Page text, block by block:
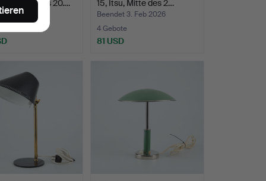
Oy, Mitte des 20.…
6. Feb 2026
15, Itsu, Mitte des 2…
Beendet 3. Feb 2026
4 Gebote
81 USD